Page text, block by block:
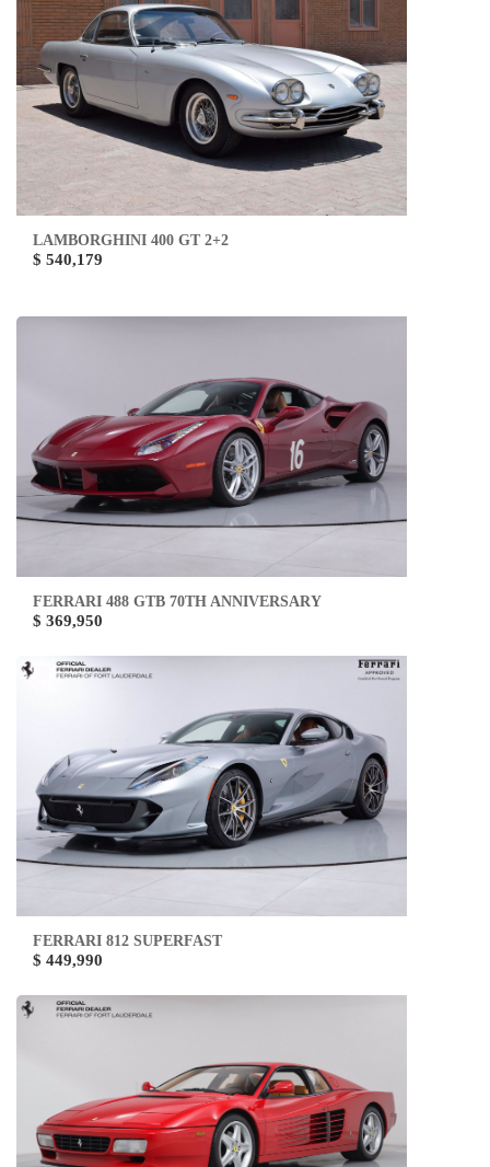
LAMBORGHINI 400 GT 2+2
$ 540,179
FERRARI 488 GTB 70TH ANNIVERSARY
$ 369,950
FERRARI 812 SUPERFAST
$ 449,990